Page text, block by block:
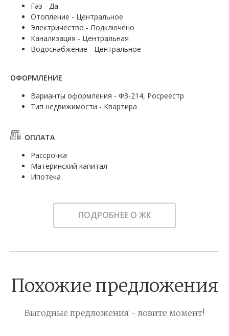
Газ - Да
Отопление - Центральное
Электричество - Подключено
Канализация - Центральная
Водоснабжение - Центральное
ОФОРМЛЕНИЕ
Варианты оформления - ФЗ-214, Росреестр
Тип недвижимости - Квартира
ОПЛАТА
Рассрочка
Материнский капитал
Ипотека
ПОДРОБНЕЕ О ЖК
Похожие предложения
Выгодные предложения - ловите момент!